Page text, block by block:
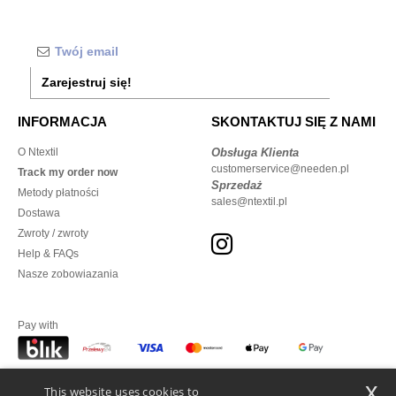
Zarejestruj się!
INFORMACJA
O Ntextil
Track my order now
Metody płatności
Dostawa
Zwroty / zwroty
Help & FAQs
Nasze zobowiazania
SKONTAKTUJ SIĘ Z NAMI
Obsługa Klienta
customerservice@needen.pl
Sprzedaż
sales@ntextil.pl
Pay with
This website uses cookies to